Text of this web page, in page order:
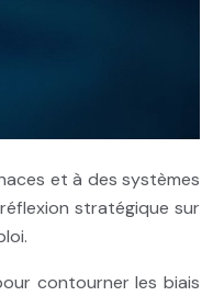
et à des systèmes
stratégique sur
contourner les biais